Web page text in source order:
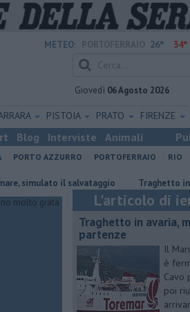
METEO: 26° 34°
Giovedì 06 Agosto 2026
PISTOIA PRATO FIRENZE
Blog Interviste Animali
PORTO AZZURRO PORTOFERRAIO RIO
il salvataggio Traghetto in avaria,
L'articolo di
Traghetto in avaria,
partenze
Il
è
Cavo
poi